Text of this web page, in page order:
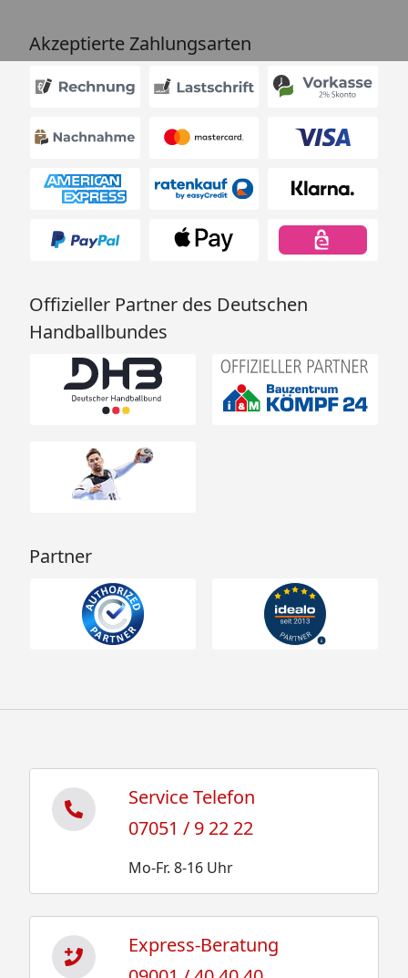
Akzeptierte Zahlungsarten
Offizieller Partner des Deutschen
Handballbundes
Partner
Service Telefon
07051 / 9 22 22
Mo-Fr. 8-16 Uhr
Express-Beratung